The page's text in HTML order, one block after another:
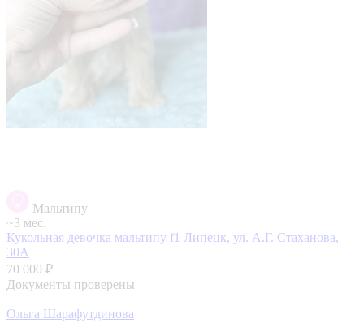
Мальтипу
~3 мес.
Кукольная девочка мальтипу f1 Липецк, ул. А.Г. Стаханова,
30А
70 000 ₽
Документы проверены
Ольга Шарафутдинова